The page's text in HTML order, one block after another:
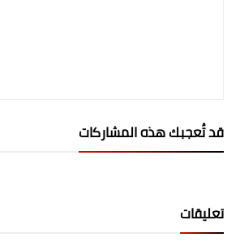
قد تُعجبك هذه المشاركات
تعليقات